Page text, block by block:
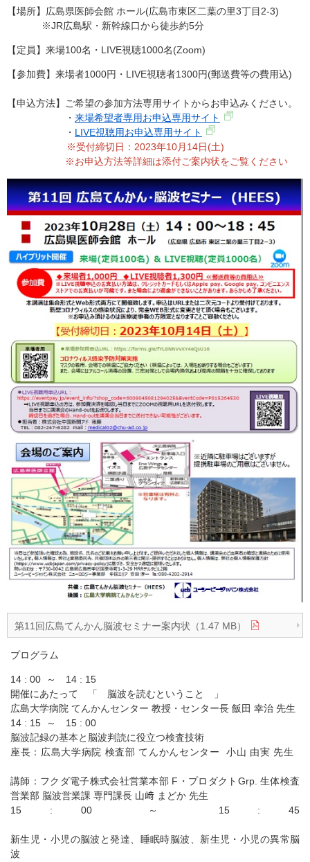
【場所】広島県医師会館 ホール(広島市東区二葉の里3丁目2-3)
※JR広島駅・新幹線口から徒歩約5分
【定員】来場100名・LIVE視聴1000名(Zoom)
【参加費】来場者1000円・LIVE視聴者1300円(郵送費等の費用込)
【申込方法】ご希望の参加方法専用サイトからお申込みください。
・ 来場希望者専用お申込専用サイト
・ LIVE視聴用お申込専用サイト
※受付締切日：2023年10月14日(土)
※お申込方法等詳細は添付ご案内状をご覧ください
第11回広島てんかん脳波セミナー案内状（1.47 MB）
プログラム
14 : 00 ～ 14 : 15
開催にあたって 「 脳波を読むということ 」
広島大学病院 てんかんセンター 教授・センター長 飯田 幸治 先生
14 : 15 ～ 15 : 00
脳波記録の基本と脳波判読に役立つ検査技術
座長：広島大学病院 検査部 てんかんセンター 小山 由実 先生
講師：フクダ電子株式会社営業本部 F・プロダクトGrp. 生体検査
営業部 脳波営業課 専門課長 山﨑 まどか 先生
15 : 00 ～ 15 : 45
新生児・小児の脳波と発達、睡眠時脳波、新生児・小児の異常脳
波